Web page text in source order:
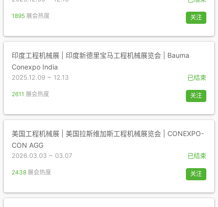
1895 展会热度 关注
印度工程机械展 | 印度新德里宝马工程机械展览会 | Bauma
Conexpo India
2025.12.09 ~ 12.13 已结束
2611 展会热度 关注
美国工程机械展 | 美国拉斯维加斯工程机械展览会 | CONEXPO-
CON AGG
2026.03.03 ~ 03.07 已结束
2438 展会热度 关注